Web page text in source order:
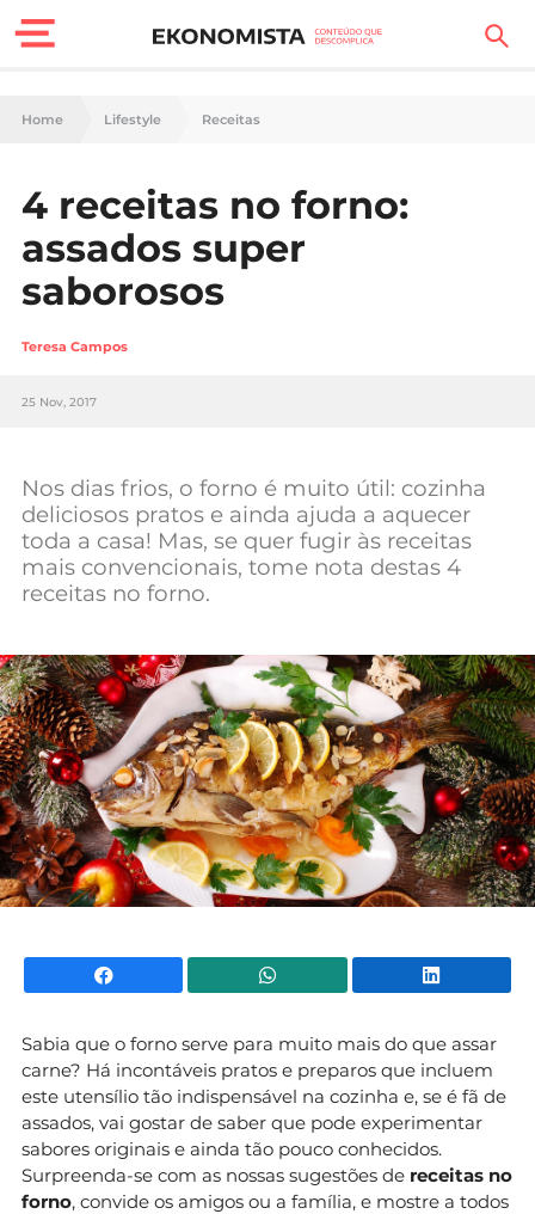
Finanças Pessoais
Carreira
Casa
Lifestyle
Sociedade
Negócios
Mundial 2026
Home Lifestyle Receitas
4 receitas no forno:
assados super
saborosos
Teresa Campos
25 Nov, 2017
Nos dias frios, o forno é muito útil: cozinha
deliciosos pratos e ainda ajuda a aquecer
toda a casa! Mas, se quer fugir às receitas
mais convencionais, tome nota destas 4
receitas no forno.
Facebook WhatsApp
Sabia que o forno serve para muito mais do que assar
carne? Há incontáveis pratos e preparos que incluem
este utensílio tão indispensável na cozinha e, se é fã de
assados, vai gostar de saber que pode experimentar
sabores originais e ainda tão pouco conhecidos.
Surpreenda-se com as nossas sugestões de receitas no
forno, convide os amigos ou a família, e mostre a todos